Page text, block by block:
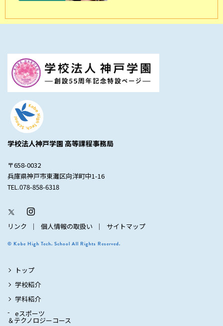
学校法人神戸学園 高等課程事務局
〒658-0032
兵庫県神戸市東灘区向洋町中1-16
TEL.078-858-6318
リンク 個人情報の取扱い サイトマップ
© Kobe High Tech. School All Rights Reserved.
トップ
学校紹介
学科紹介
eスポーツ
＆テクノロジーコース